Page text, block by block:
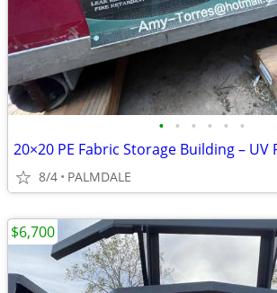
• • • • • •
8/4 PALMDALE
$6,700